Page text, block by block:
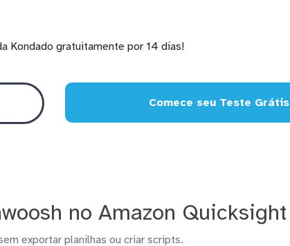
Kondado gratuitamente por 14 dias!
Comece seu Teste Grátis
no Amazon Quicksight
exportar planilhas ou criar scripts.